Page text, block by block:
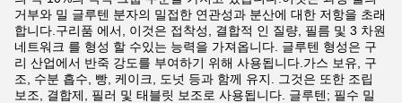
거부와 밀 글루텐 분자의 밀접한 연관성과 분산에 대한 저항을 초래
합니다.구리품 에서, 이것은 접착성, 결합적 인 질량, 필름 및 3 차원
네트워크 를 형성 할 수있는 능력을 가져옵니다. 글루텐 형성은 구
리 산업에서 반죽 강도를 부여하기 위해 사용됩니다.가스 보유, 구
조, 수분 흡수, 빵, 케이크, 도넛 등과 함께 유지. 그것은 또한 조립
보조, 결합제, 필러 및 태블릿 보조로 사용됩니다. 글루텐; 필수 밀